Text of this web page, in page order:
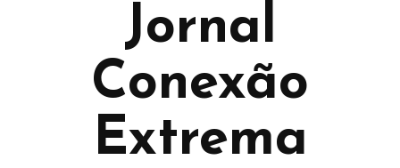
Jornal
Conexão
Extrema